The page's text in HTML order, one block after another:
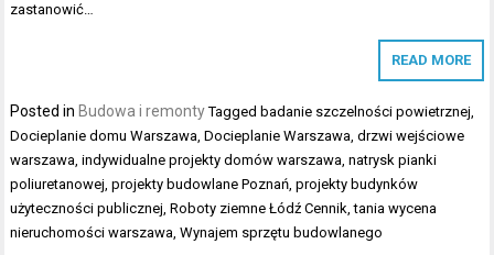
zastanowić…
READ MORE
Posted in Budowa i remonty Tagged badanie szczelności powietrznej,
Docieplanie domu Warszawa,Docieplanie Warszawa,drzwi wejściowe
warszawa,indywidualne projekty domów warszawa,natrysk pianki
poliuretanowej,projekty budowlane Poznań,projekty budynków
użyteczności publicznej,Roboty ziemne Łódź Cennik,tania wycena
nieruchomości warszawa,Wynajem sprzętu budowlanego